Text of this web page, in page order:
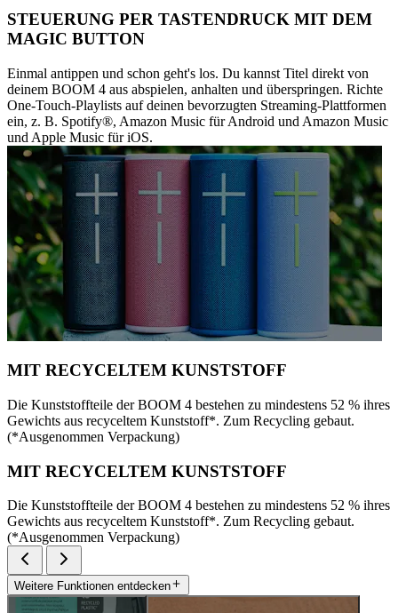
STEUERUNG PER TASTENDRUCK MIT DEM
MAGIC BUTTON
Einmal antippen und schon geht's los. Du kannst Titel direkt von
deinem BOOM 4 aus abspielen, anhalten und überspringen. Richte
One-Touch-Playlists auf deinen bevorzugten Streaming-Plattformen
ein, z. B. Spotify®, Amazon Music für Android und Amazon Music
und Apple Music für iOS.
MIT RECYCELTEM KUNSTSTOFF
Die Kunststoffteile der BOOM 4 bestehen zu mindestens 52 % ihres
Gewichts aus recyceltem Kunststoff*. Zum Recycling gebaut.
(*Ausgenommen Verpackung)
MIT RECYCELTEM KUNSTSTOFF
Die Kunststoffteile der BOOM 4 bestehen zu mindestens 52 % ihres
Gewichts aus recyceltem Kunststoff*. Zum Recycling gebaut.
(*Ausgenommen Verpackung)
Weitere Funktionen entdecken